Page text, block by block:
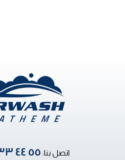
اتصل بنا: ٥٥ ٤٤ ٣٣ ٢٢ ٩٧١+